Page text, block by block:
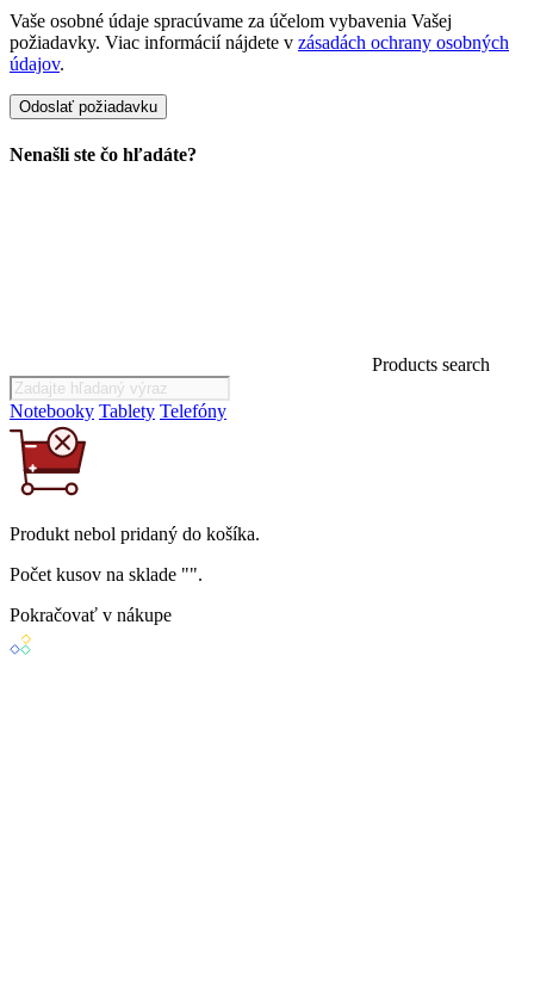
Vaše osobné údaje spracúvame za účelom vybavenia Vašej
požiadavky. Viac informácií nájdete v zásadách ochrany osobných
údajov.
Nenašli ste čo hľadáte?
Products search
Notebooky Tablety Telefóny
Produkt nebol pridaný do košíka.
Počet kusov na sklade "".
Pokračovať v nákupe